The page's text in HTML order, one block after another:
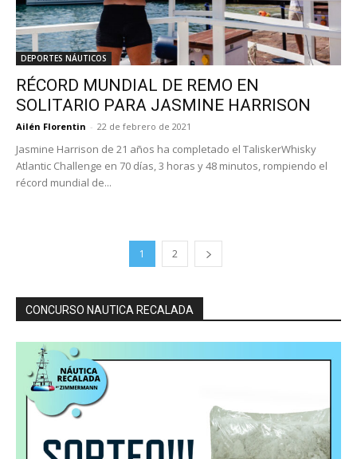
DEPORTES NÁUTICOS
RÉCORD MUNDIAL DE REMO EN
SOLITARIO PARA JASMINE HARRISON
Ailén Florentin - 22 de febrero de 2021
Jasmine Harrison de 21 años ha completado el TaliskerWhisky
Atlantic Challenge en 70 días, 3 horas y 48 minutos, rompiendo el
récord mundial de...
1 2
CONCURSO NAUTICA RECALADA